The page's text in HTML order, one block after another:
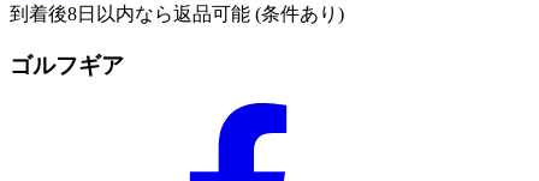
到着後8日以内なら返品可能 (条件あり)
ゴルフギア